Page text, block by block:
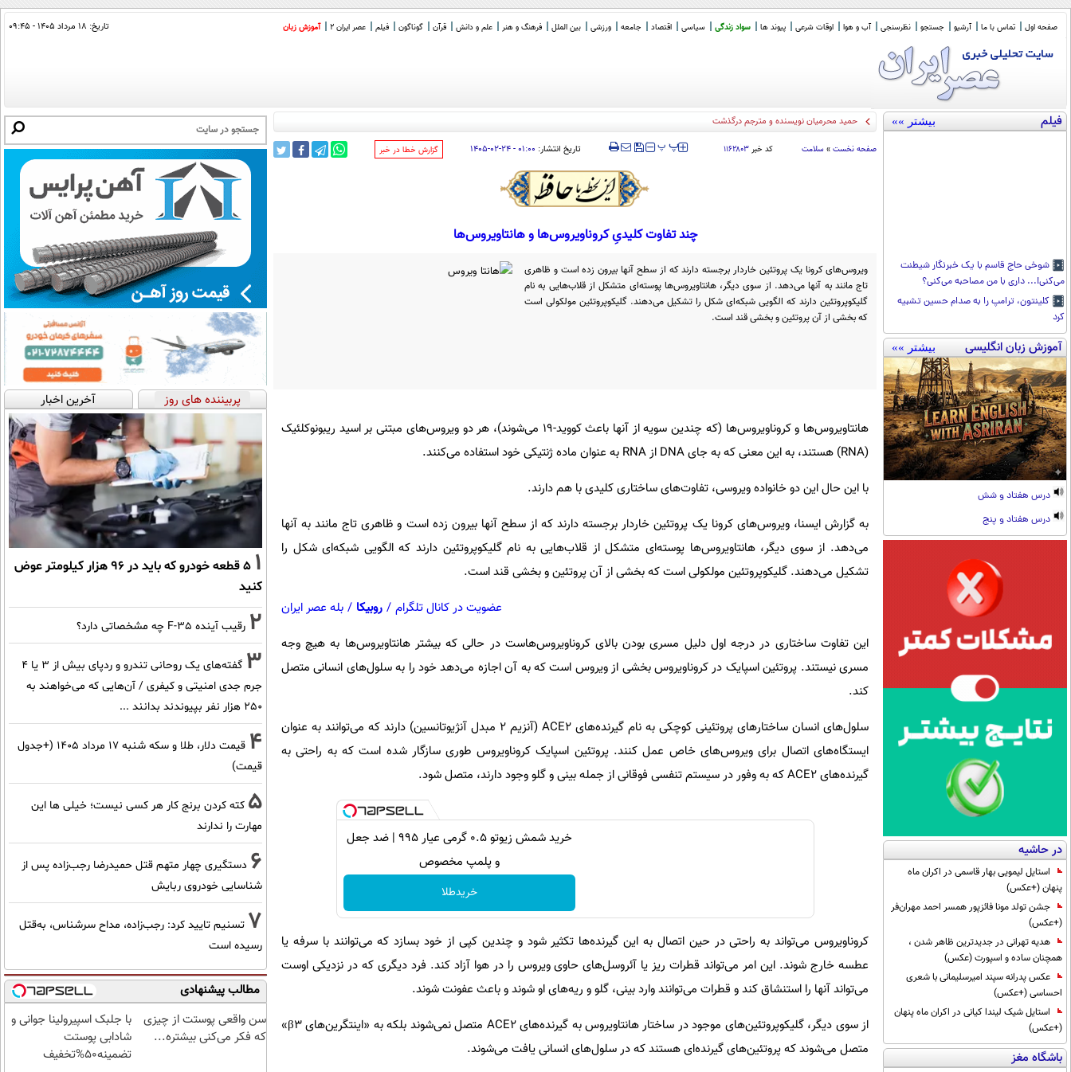
صفحه اول تماس با ما آرشیو جستجو نظرسنجی آب و هوا اوقات شرعی پیوند ها سواد زندگی سیاسی اقتصاد جامعه ورزشی بین الملل فرهنگ و هنر علم و دانش قرآن گوناگون فیلم عصر ایران 2 آموزش زبان تاریخ: ۱۸ مرداد ۱۴۰۵ - ۰۹:۴۵
فیلم بیشتر »»
شوخی حاج قاسم با یک خبرنگار شیطنت
می‌کنی!... داری با من مصاحبه می‌کنی؟
کلینتون، ترامپ را به صدام حسین تشبیه
کرد
آموزش زبان انگلیسی بیشتر »»
درس هفتاد و شش
درس هفتاد و پنج
در حاشیه
استایل لیمویی بهار قاسمی در اکران ماه
پنهان (+عکس)
جشن تولد مونا فائزپور همسر احمد مهران‌فر
(+عکس)
هدیه تهرانی در جدیدترین ظاهر شدن ،
همچنان ساده و اسپورت (عکس)
عکس پدرانه سپند امیرسلیمانی با شعری
احساسی (+عکس)
استایل شیک لیندا کیانی در اکران ماه پنهان
(+عکس)
باشگاه مغز
حمید محرمیان نویسنده و مترجم درگذشت
صفحه نخست » سلامت کد خبر ۱۱۶۲۸۰۳ ‍‍‍ پپ تاریخ انتشار: ۰۱:۰۰ - ۲۴-۰۲-۱۴۰۵ ‌گزارش خطا در خبر
چند تفاوت کلیدیِ کروناویروس‌ها و هانتاویروس‌ها
ویروس‌های کرونا یک پروتئین خاردار برجسته دارند که از سطح آنها بیرون زده است و ظاهری
تاج مانند به آنها می‌دهد. از سوی دیگر، هانتاویروس‌ها پوسته‌ای متشکل از قلاب‌هایی به نام
گلیکوپروتئین دارند که الگویی شبکه‌ای شکل را تشکیل می‌دهند. گلیکوپروتئین مولکولی است
که بخشی از آن پروتئین و بخشی قند است.
هانتاویروس‌ها و کروناویروس‌ها (که چندین سویه از آنها باعث کووید-۱۹ می‌شوند)، هر دو ویروس‌های مبتنی بر اسید ریبونوکلئیک
(RNA) هستند، به این معنی که به جای DNA از RNA به عنوان ماده ژنتیکی خود استفاده می‌کنند.
با این حال این دو خانواده ویروسی، تفاوت‌های ساختاری کلیدی با هم دارند.
به گزارش ایسنا، ویروس‌های کرونا یک پروتئین خاردار برجسته دارند که از سطح آنها بیرون زده است و ظاهری تاج مانند به آنها
می‌دهد. از سوی دیگر، هانتاویروس‌ها پوسته‌ای متشکل از قلاب‌هایی به نام گلیکوپروتئین دارند که الگویی شبکه‌ای شکل را
تشکیل می‌دهند. گلیکوپروتئین مولکولی است که بخشی از آن پروتئین و بخشی قند است.
عضویت در کانال تلگرام / روبیکا / بله عصر ایران
این تفاوت ساختاری در درجه اول دلیل مسری بودن بالای کروناویروس‌هاست در حالی که بیشتر هانتاویروس‌ها به هیچ وجه
مسری نیستند. پروتئین اسپایک در کروناویروس بخشی از ویروس است که به آن اجازه می‌دهد خود را به سلول‌های انسانی متصل
کند.
سلول‌های انسان ساختارهای پروتئینی کوچکی به نام گیرنده‌های ACE2 (آنزیم ۲ مبدل آنژیوتانسین) دارند که می‌توانند به عنوان
ایستگاه‌های اتصال برای ویروس‌های خاص عمل کنند. پروتئین اسپایک کروناویروس طوری سازگار شده است که به راحتی به
گیرنده‌های ACE2 که به وفور در سیستم تنفسی فوقانی از جمله بینی و گلو وجود دارند، متصل شود.
خرید شمش زیوتو ۰.۵ گرمی عیار ۹۹۵ | ضد جعل
و پلمپ مخصوص
خریدطلا
کروناویروس می‌تواند به راحتی در حین اتصال به این گیرنده‌ها تکثیر شود و چندین کپی از خود بسازد که می‌توانند با سرفه یا
عطسه خارج شوند. این امر می‌تواند قطرات ریز یا آئروسل‌های حاوی ویروس را در هوا آزاد کند. فرد دیگری که در نزدیکی اوست
می‌تواند آنها را استنشاق کند و قطرات می‌توانند وارد بینی، گلو و ریه‌های او شوند و باعث عفونت شوند.
از سوی دیگر، گلیکوپروتئین‌های موجود در ساختار هانتاویروس به گیرنده‌های ACE2 متصل نمی‌شوند بلکه به «اینتگرین‌های β3»
متصل می‌شوند که پروتئین‌های گیرنده‌ای هستند که در سلول‌های انسانی یافت می‌شوند.
پربیننده های روز آخرین اخبار
1
۵ قطعه خودرو که باید در ۹۶ هزار کیلومتر عوض
کنید
2 رقیب آینده F-35 چه مشخصاتی دارد؟
3
گفته‌های یک روحانی تندرو و ردپای بیش از ۳ یا ۴
جرم جدی امنیتی و کیفری / آن‌هایی که می‌خواهند به
۲۵۰ هزار نفر بپیوندند بدانند ...
4
قیمت دلار، طلا و سکه شنبه ۱۷ مرداد ۱۴۰۵ (+جدول
قیمت)
5 کته کردن برنج کار هر کسی نیست؛ خیلی ها این
مهارت را ندارند
6 دستگیری چهار متهم قتل حمیدرضا رجب‌زاده پس از
شناسایی خودروی ربایش
7 تسنیم تایید کرد: رجب‌زاده، مداح سرشناس، به‌قتل
رسیده است
مطالب پیشنهادی
سن واقعی پوستت از چیزی
که فکر می‌کنی بیشتره...
با جلبک اسپیرولینا جوانی و
شادابی پوستت
تضمینه50%تخفیف